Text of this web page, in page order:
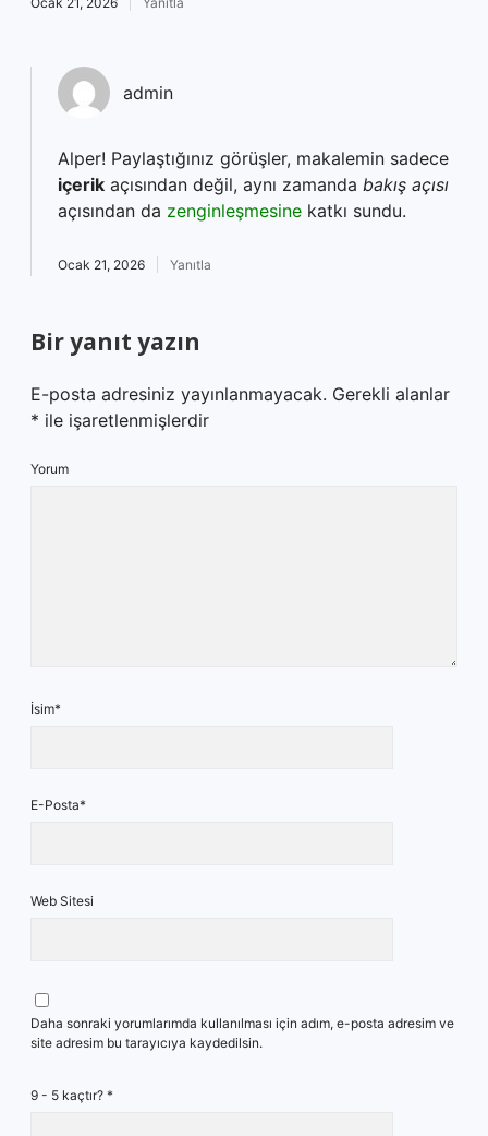
admin
Alper! Paylaştığınız görüşler, makalemin sadece
içerik açısından değil, aynı zamanda bakış açısı
açısından da zenginleşmesine katkı sundu.
Ocak 21, 2026 Yanıtla
Bir yanıt yazın
E-posta adresiniz yayınlanmayacak. Gerekli alanlar
* ile işaretlenmişlerdir
Yorum
İsim*
E-Posta*
Web Sitesi
Daha sonraki yorumlarımda kullanılması için adım, e-posta adresim ve
site adresim bu tarayıcıya kaydedilsin.
9 - 5 kaçtır? *